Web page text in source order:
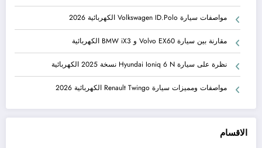
مواصفات سيارة Volkswagen ID.Polo الكهربائية 2026
مقارنة بين سيارة Volvo EX60 و BMW iX3 الكهربائية
نظرة على سيارة Hyundai Ioniq 6 N نسخة 2025 الكهربائية
مواصفات ومميزات سيارة Renault Twingo الكهربائية 2026
الاقسام